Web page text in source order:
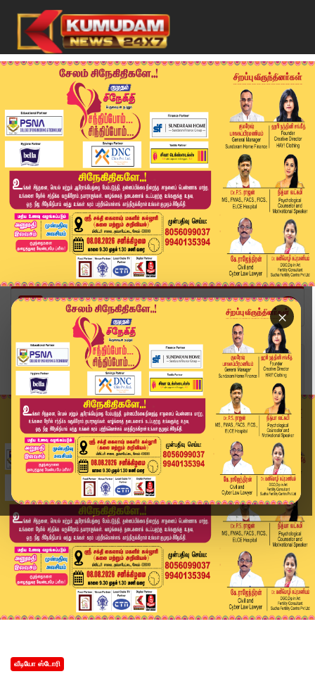
×
Home
வீடியோ ஸ்டோரி
Headlines Now | 7 PM Headlines | 03 APR 2026 | ...
வீடியோ ஸ்டோரி